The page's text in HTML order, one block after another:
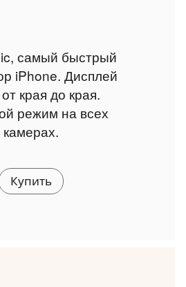
самый быстрый
iPhone. Дисплей
края до края.
режим на всех
камерах.
Купить